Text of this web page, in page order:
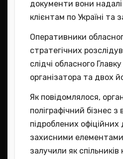
документи вони надалі
клієнтам по Україні
Оперативники
стратегічних
слідчі обласного
організатора та двох
Як повідомлялося,
поліграфічний бізнес
підроблених офіційних
захисними
залучили як спільників